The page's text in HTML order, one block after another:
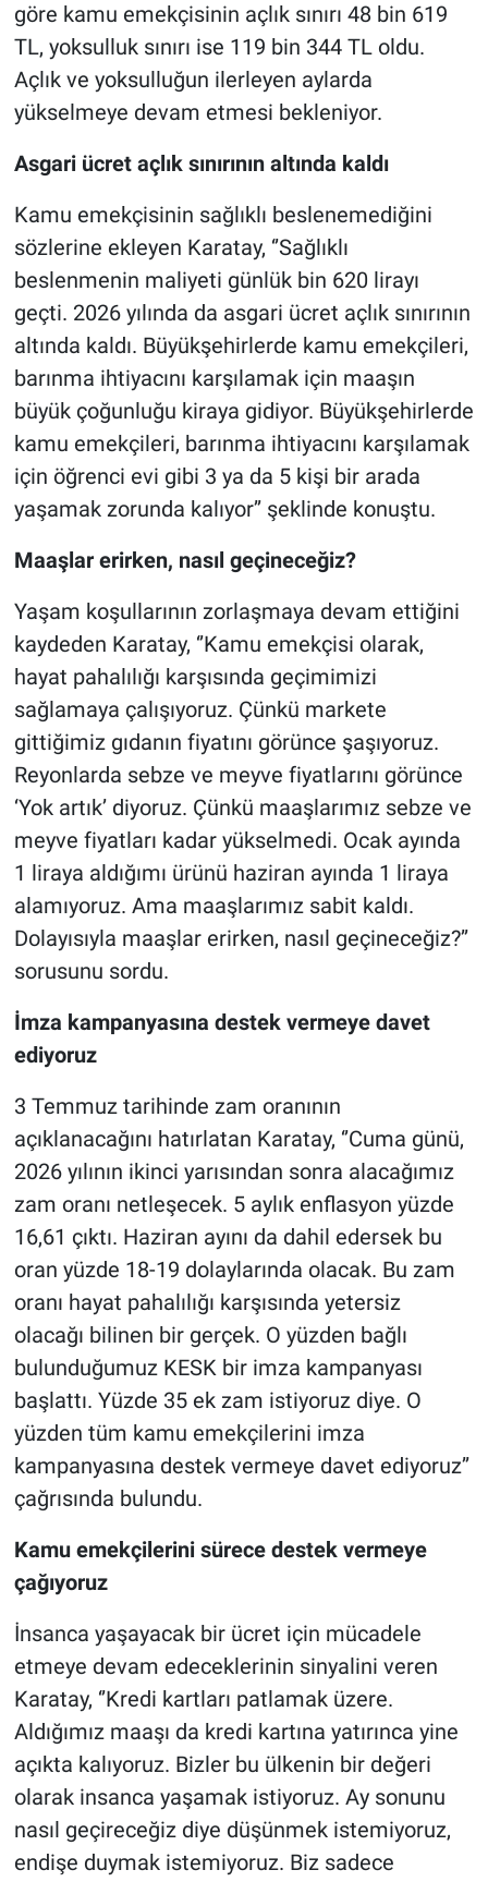
göre kamu emekçisinin açlık sınırı 48 bin 619
TL, yoksulluk sınırı ise 119 bin 344 TL oldu.
Açlık ve yoksulluğun ilerleyen aylarda
yükselmeye devam etmesi bekleniyor.
Asgari ücret açlık sınırının altında kaldı
Kamu emekçisinin sağlıklı beslenemediğini
sözlerine ekleyen Karatay, ‘’Sağlıklı
beslenmenin maliyeti günlük bin 620 lirayı
geçti. 2026 yılında da asgari ücret açlık sınırının
altında kaldı. Büyükşehirlerde kamu emekçileri,
barınma ihtiyacını karşılamak için maaşın
büyük çoğunluğu kiraya gidiyor. Büyükşehirlerde
kamu emekçileri, barınma ihtiyacını karşılamak
için öğrenci evi gibi 3 ya da 5 kişi bir arada
yaşamak zorunda kalıyor’’ şeklinde konuştu.
Maaşlar erirken, nasıl geçineceğiz?
Yaşam koşullarının zorlaşmaya devam ettiğini
kaydeden Karatay, ‘’Kamu emekçisi olarak,
hayat pahalılığı karşısında geçimimizi
sağlamaya çalışıyoruz. Çünkü markete
gittiğimiz gıdanın fiyatını görünce şaşıyoruz.
Reyonlarda sebze ve meyve fiyatlarını görünce
‘Yok artık’ diyoruz. Çünkü maaşlarımız sebze ve
meyve fiyatları kadar yükselmedi. Ocak ayında
1 liraya aldığımı ürünü haziran ayında 1 liraya
alamıyoruz. Ama maaşlarımız sabit kaldı.
Dolayısıyla maaşlar erirken, nasıl geçineceğiz?’’
sorusunu sordu.
İmza kampanyasına destek vermeye davet
ediyoruz
3 Temmuz tarihinde zam oranının
açıklanacağını hatırlatan Karatay, ‘’Cuma günü,
2026 yılının ikinci yarısından sonra alacağımız
zam oranı netleşecek. 5 aylık enflasyon yüzde
16,61 çıktı. Haziran ayını da dahil edersek bu
oran yüzde 18-19 dolaylarında olacak. Bu zam
oranı hayat pahalılığı karşısında yetersiz
olacağı bilinen bir gerçek. O yüzden bağlı
bulunduğumuz KESK bir imza kampanyası
başlattı. Yüzde 35 ek zam istiyoruz diye. O
yüzden tüm kamu emekçilerini imza
kampanyasına destek vermeye davet ediyoruz’’
çağrısında bulundu.
Kamu emekçilerini sürece destek vermeye
çağıyoruz
İnsanca yaşayacak bir ücret için mücadele
etmeye devam edeceklerinin sinyalini veren
Karatay, ‘’Kredi kartları patlamak üzere.
Aldığımız maaşı da kredi kartına yatırınca yine
açıkta kalıyoruz. Bizler bu ülkenin bir değeri
olarak insanca yaşamak istiyoruz. Ay sonunu
nasıl geçireceğiz diye düşünmek istemiyoruz,
endişe duymak istemiyoruz. Biz sadece